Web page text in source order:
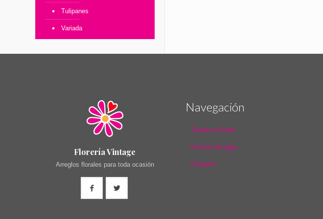
Tulipanes
Variada
Florería Vintage
Arreglos florales para toda ocasión
Navegación
Tienda en línea
Formas de pago
Contacto